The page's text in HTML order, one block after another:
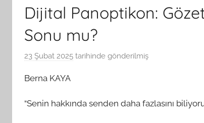
Dijital Panoptikon:
Sonu mu?
23 Şubat 2025 tarihinde gönderilmiş
M
Berna KAYA
“Senin hakkında senden daha fazlasını